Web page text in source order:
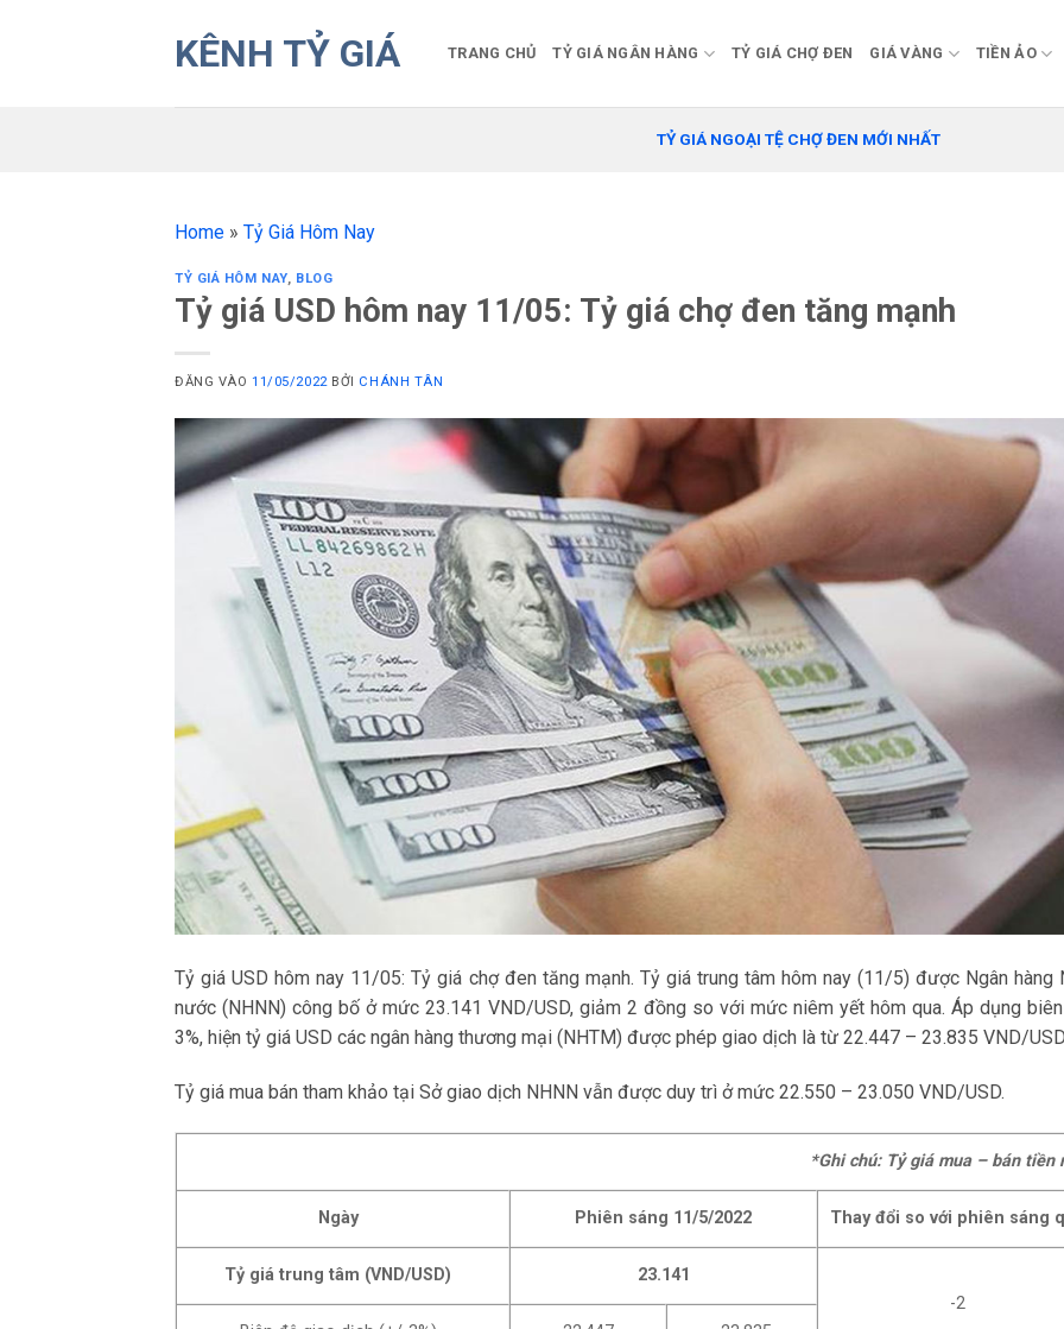
KÊNH TỶ GIÁ TRANG CHỦ TỶ GIÁ NGÂN HÀNG TỶ GIÁ CHỢ ĐEN GIÁ VÀNG TIỀN ẢO
TỶ GIÁ NGOẠI TỆ CHỢ ĐEN MỚI NHẤT
Home » Tỷ Giá Hôm Nay
TỶ GIÁ HÔM NAY, BLOG
Tỷ giá USD hôm nay 11/05: Tỷ giá chợ đen tăng mạnh
ĐĂNG VÀO11/05/2022 BỞI CHÁNH TÂN
Tỷ giá USD hôm nay 11/05: Tỷ giá chợ đen tăng mạnh. Tỷ giá trung tâm hôm nay (11/5) được Ngân hàng
nước (NHNN) công bố ở mức 23.141 VND/USD, giảm 2 đồng so với mức niêm yết hôm qua. Áp dụng
3%, hiện tỷ giá USD các ngân hàng thương mại (NHTM) được phép giao dịch là từ 22.447 – 23.835 VND/
Tỷ giá mua bán tham khảo tại Sở giao dịch NHNN vẫn được duy trì ở mức 22.550 – 23.050 VND/USD.
*Ghi chú: Tỷ giá mua – bán tiền
Ngày Phiên sáng 11/5/2022 Thay đổi so với phiên sáng
Tỷ giá trung tâm (VND/USD)
23.141
-2